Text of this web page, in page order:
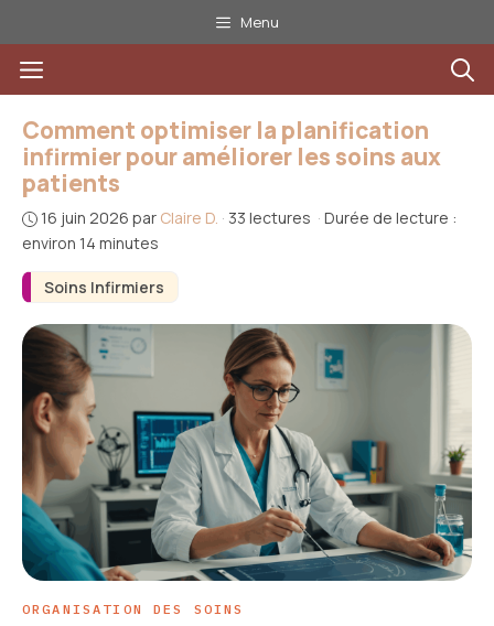
au
contenu
Menu
Menu
Soins Infirmiers
Comment optimiser la planification
infirmier pour améliorer les soins aux
patients
16 juin 2026 par Claire D. · 33 lectures · Durée de lecture :
environ 14 minutes
ORGANISATION DES SOINS